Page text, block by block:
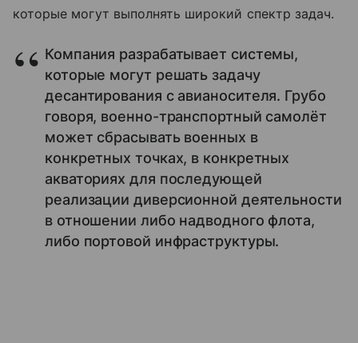
которые могут выполнять широкий спектр задач.
Компания разрабатывает системы,
которые могут решать задачу
десантирования с авианосителя. Грубо
говоря, военно-транспортный самолёт
может сбрасывать военных в
конкретных точках, в конкретных
акваториях для последующей
реализации диверсионной деятельности
в отношении либо надводного флота,
либо портовой инфраструктуры.